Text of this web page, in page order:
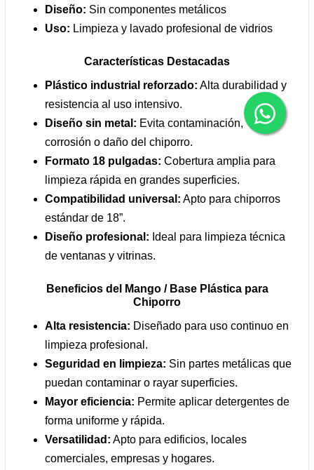
Diseño: Sin componentes metálicos
Uso: Limpieza y lavado profesional de vidrios
Características Destacadas
Plástico industrial reforzado: Alta durabilidad y
resistencia al uso intensivo.
Diseño sin metal: Evita contaminación,
corrosión o daño del chiporro.
Formato 18 pulgadas: Cobertura amplia para
limpieza rápida en grandes superficies.
Compatibilidad universal: Apto para chiporros
estándar de 18”.
Diseño profesional: Ideal para limpieza técnica
de ventanas y vitrinas.
Beneficios del Mango / Base Plástica para
Chiporro
Alta resistencia: Diseñado para uso continuo en
limpieza profesional.
Seguridad en limpieza: Sin partes metálicas que
puedan contaminar o rayar superficies.
Mayor eficiencia: Permite aplicar detergentes de
forma uniforme y rápida.
Versatilidad: Apto para edificios, locales
comerciales, empresas y hogares.